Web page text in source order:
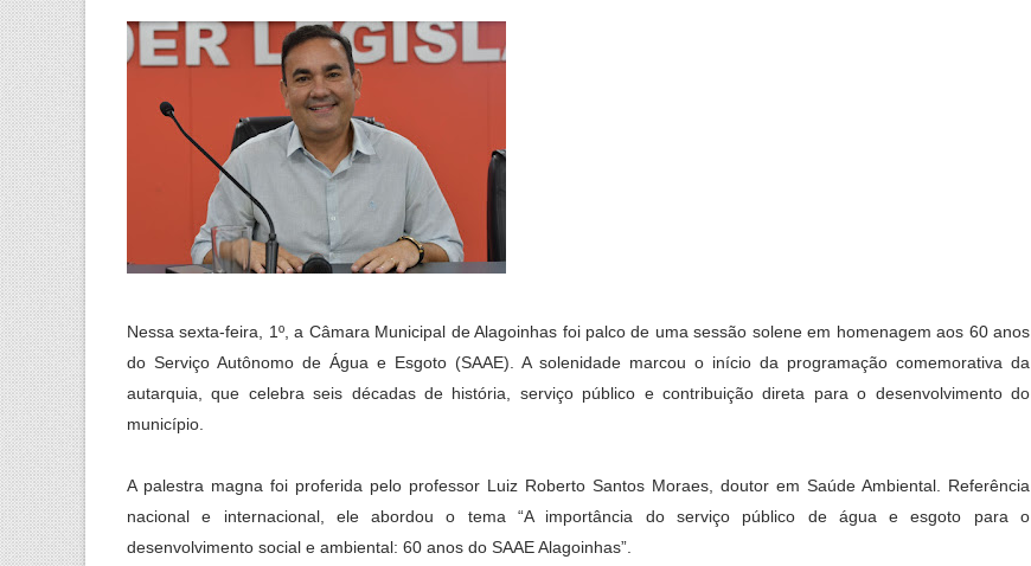
Nessa sexta-feira, 1º, a Câmara Municipal de Alagoinhas foi palco de uma sessão solene em homenagem aos 60 anos
do Serviço Autônomo de Água e Esgoto (SAAE). A solenidade marcou o início da programação comemorativa da
autarquia, que celebra seis décadas de história, serviço público e contribuição direta para o desenvolvimento do
município.
A palestra magna foi proferida pelo professor Luiz Roberto Santos Moraes, doutor em Saúde Ambiental. Referência
nacional e internacional, ele abordou o tema “A importância do serviço público de água e esgoto para o
desenvolvimento social e ambiental: 60 anos do SAAE Alagoinhas”.